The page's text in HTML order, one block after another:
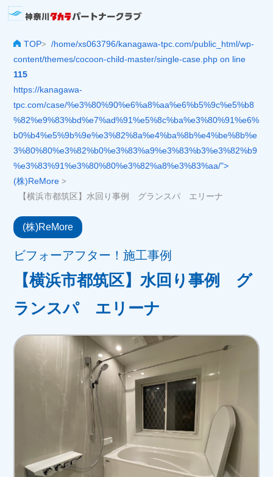
TOP>
/home/xs063796/kanagawa-tpc.com/public_html/wp-
content/themes/cocoon-child-master/single-case.php on line
115
https://kanagawa-
tpc.com/case/%e3%80%90%e6%a8%aa%e6%b5%9c%e5%b8
%82%e9%83%bd%e7%ad%91%e5%8c%ba%e3%80%91%e6%
b0%b4%e5%9b%9e%e3%82%8a%e4%ba%8b%e4%be%8b%e
3%80%80%e3%82%b0%e3%83%a9%e3%83%b3%e3%82%b9
%e3%83%91%e3%80%80%e3%82%a8%e3%83%aa/">
(株)ReMore>
【横浜市都筑区】水回り事例 グランスパ エリーナ
(株)ReMore
ビフォーアフター！施工事例
【横浜市都筑区】水回り事例 グ
ランスパ エリーナ